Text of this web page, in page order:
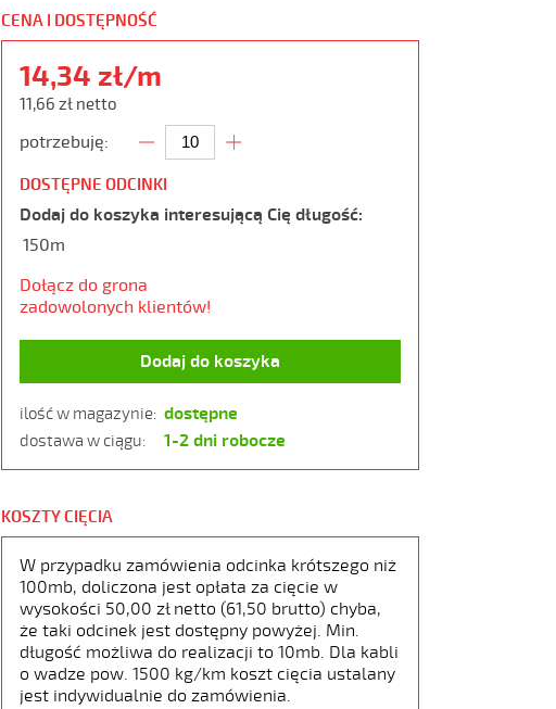
CENA I DOSTĘPNOŚĆ
14,34 zł/m
11,66 zł netto
potrzebuję:
DOSTĘPNE ODCINKI
Dodaj do koszyka interesującą Cię długość:
150m
Dołącz do grona
zadowolonych klientów!
Dodaj do koszyka
ilość w magazynie: dostępne
dostawa w ciągu: 1-2 dni robocze
KOSZTY CIĘCIA
W przypadku zamówienia odcinka krótszego niż
100mb, doliczona jest opłata za cięcie w
wysokości 50,00 zł netto (61,50 brutto) chyba,
że taki odcinek jest dostępny powyżej. Min.
długość możliwa do realizacji to 10mb. Dla kabli
o wadze pow. 1500 kg/km koszt cięcia ustalany
jest indywidualnie do zamówienia.